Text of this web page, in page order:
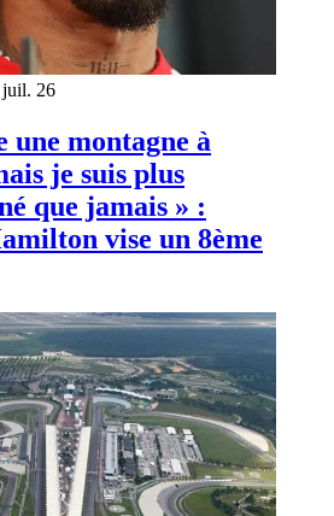
juil. 26
une montagne à
je suis plus
que jamais » :
vise un 8ème